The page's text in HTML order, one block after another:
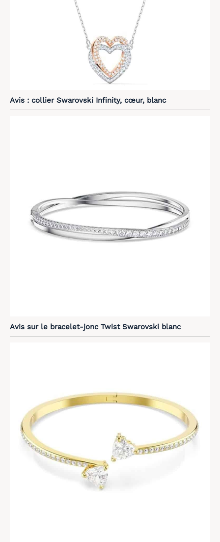
Avis : collier Swarovski Infinity, cœur, blanc
Avis sur le bracelet-jonc Twist Swarovski blanc